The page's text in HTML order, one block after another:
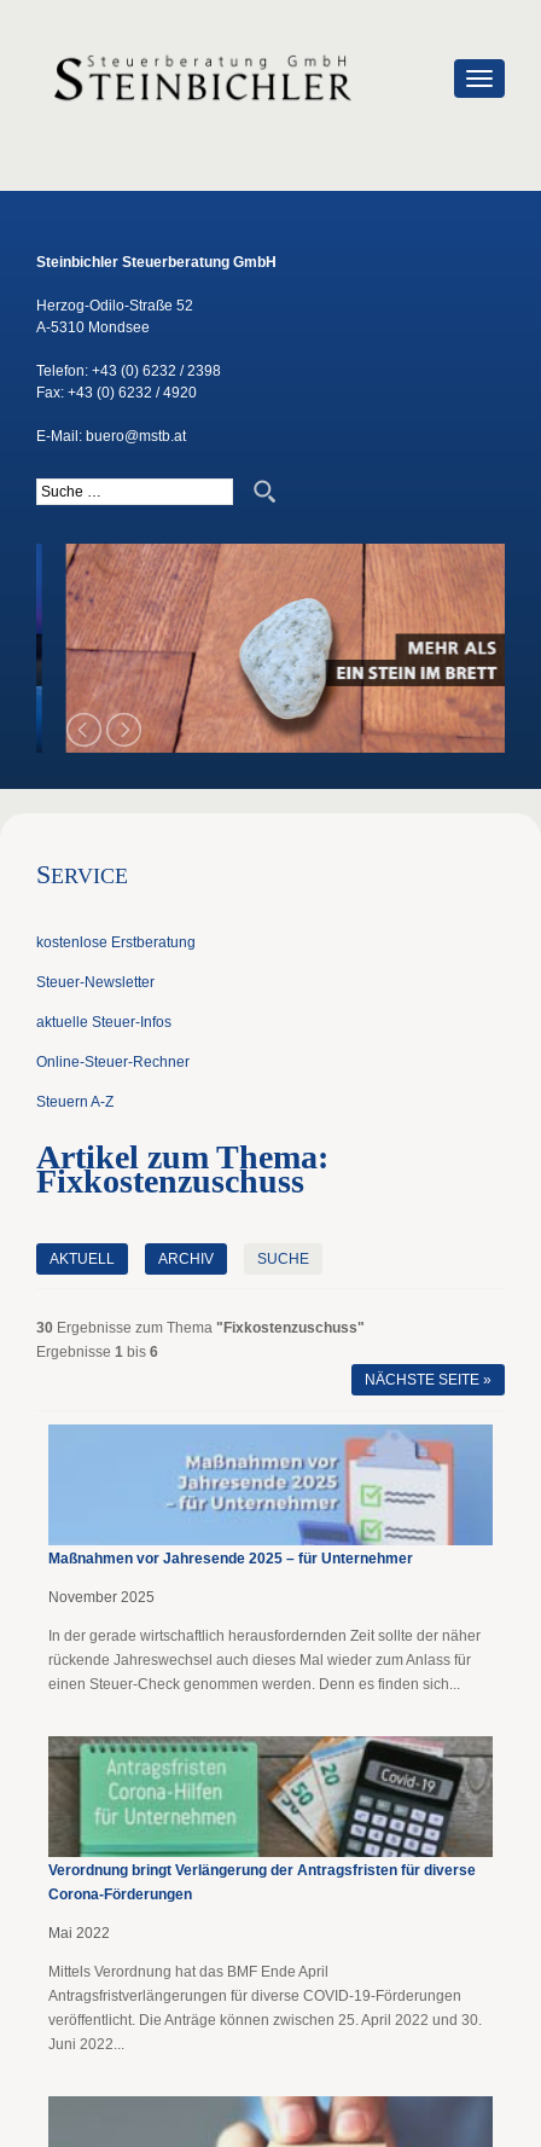
Steinbichler Steuerberatung GmbH
Herzog-Odilo-Straße 52
A-5310 Mondsee
Telefon: +43 (0) 6232 / 2398
Fax: +43 (0) 6232 / 4920
E-Mail: buero@mstb.at
Suche nach:
SERVICE
kostenlose Erstberatung
Steuer-Newsletter
aktuelle Steuer-Infos
Online-Steuer-Rechner
Steuern A-Z
Artikel zum Thema:
Fixkostenzuschuss
AKTUELL ARCHIV SUCHE
30 Ergebnisse zum Thema "Fixkostenzuschuss"
Ergebnisse 1 bis 6
NÄCHSTE SEITE »
Maßnahmen vor Jahresende 2025 – für Unternehmer
November 2025
In der gerade wirtschaftlich herausfordernden Zeit sollte der näher
rückende Jahreswechsel auch dieses Mal wieder zum Anlass für
einen Steuer-Check genommen werden. Denn es finden sich...
Verordnung bringt Verlängerung der Antragsfristen für diverse
Corona-Förderungen
Mai 2022
Mittels Verordnung hat das BMF Ende April
Antragsfristverlängerungen für diverse COVID-19-Förderungen
veröffentlicht. Die Anträge können zwischen 25. April 2022 und 30.
Juni 2022...